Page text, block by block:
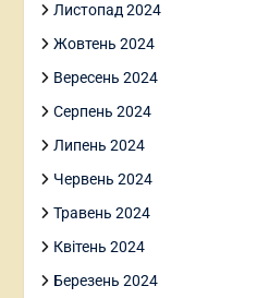
Листопад 2024
Жовтень 2024
Вересень 2024
Серпень 2024
Липень 2024
Червень 2024
Травень 2024
Квітень 2024
Березень 2024